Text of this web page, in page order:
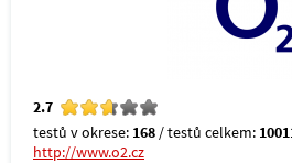
2.7
testů v okrese: 168 / testů celkem:
http://www.o2.cz